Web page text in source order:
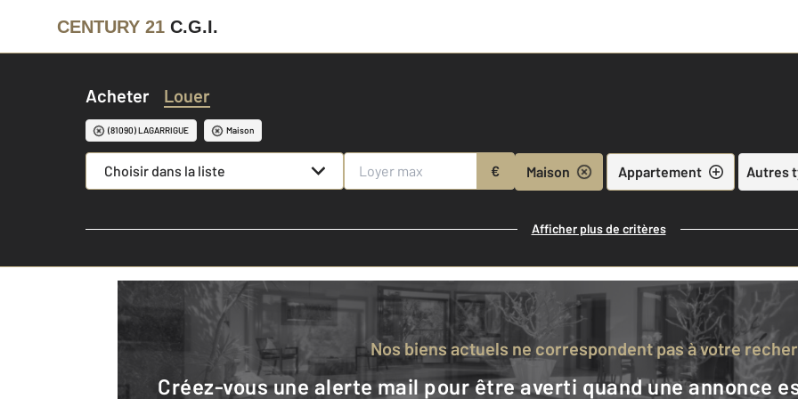
CENTURY 21 C.G.I.
Acheter Louer
(81090) LAGARRIGUE Maison
Choisir dans la liste € Maison Appartement Autres
Afficher plus de critères
Nos biens actuels ne correspondent pas à votre
Créez-vous une alerte mail pour être averti quand une annonce est en ligne et consultez la